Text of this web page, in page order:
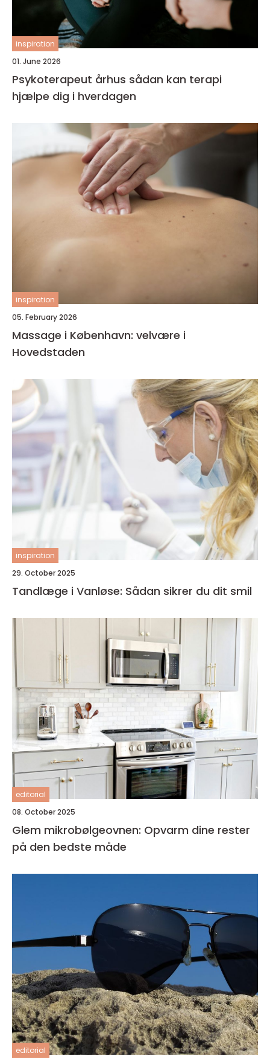
inspiration
01. June 2026
Psykoterapeut århus sådan kan terapi
hjælpe dig i hverdagen
inspiration
05. February 2026
Massage i København: velvære i
Hovedstaden
inspiration
29. October 2025
Tandlæge i Vanløse: Sådan sikrer du dit smil
editorial
08. October 2025
Glem mikrobølgeovnen: Opvarm dine rester
på den bedste måde
editorial